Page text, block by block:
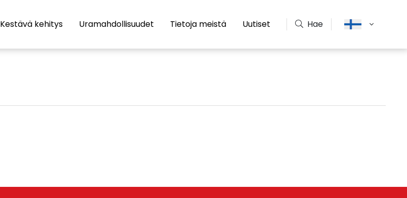
Kestävä kehitys Uramahdollisuudet Tietoja meistä Uutiset Hae